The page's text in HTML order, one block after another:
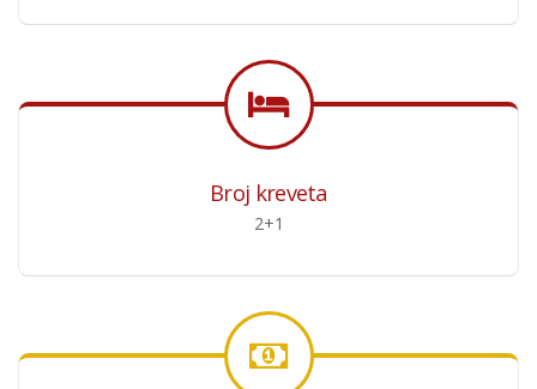
Broj kreveta
2+1